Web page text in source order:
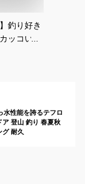
釣り好き
ッコいい
水性能を誇るテフロ
ア 登山 釣り 春夏秋
グ 耐久